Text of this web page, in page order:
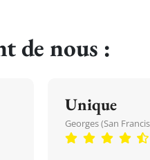
de nous :
Unique
Georges (San